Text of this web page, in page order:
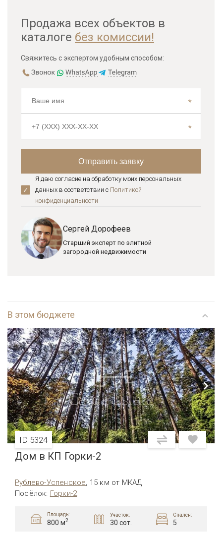
Продажа всех объектов в
каталоге без комиссии!
Свяжитесь с экспертом удобным способом:
Я даю согласие на обработку моих персональных
данных в соответствии с Политикой
конфиденциальноcти
Сергей Дорофеев
Старший эксперт по элитной
загородной недвижимости
В этом бюджете
ID 5324
Дом в КП Горки-2
Рублево-Успенское, 15 км от МКАД
Посёлок: Горки-2
Площадь:
800 м2
Участок:
30 сот.
Спален:
5